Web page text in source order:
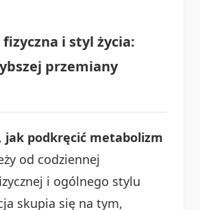
i styl życia:
przemiany
jak podkręcić metabolizm
od codziennej
i ogólnego stylu
skupia się na tym,